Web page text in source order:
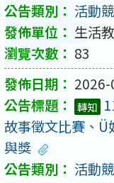
活動
生活
83
轉知
故事徵文比賽、
與獎
活動